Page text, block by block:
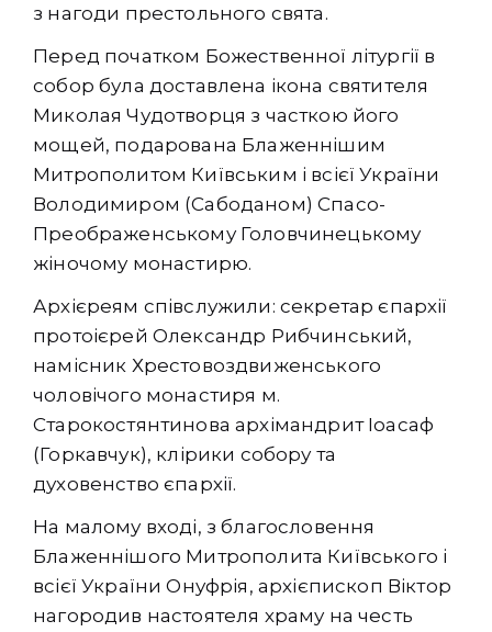
з нагоди престольного свята.
Перед початком Божественної літургії в
собор була доставлена ікона святителя
Миколая Чудотворця з часткою його
мощей, подарована Блаженнішим
Митрополитом Київським і всієї України
Володимиром (Сабоданом) Спасо-
Преображенському Головчинецькому
жіночому монастирю.
Архієреям співслужили: секретар єпархії
протоієрей Олександр Рибчинський,
намісник Хрестовоздвиженського
чоловічого монастиря м.
Старокостянтинова архімандрит Іоасаф
(Горкавчук), клірики собору та
духовенство єпархії.
На малому вході, з благословення
Блаженнішого Митрополита Київського і
всієї України Онуфрія, архієпископ Віктор
нагородив настоятеля храму на честь